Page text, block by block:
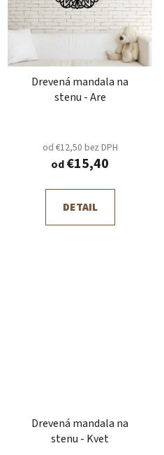
Drevená mandala na
stenu - Are
od €12,50 bez DPH
od€15,40
DETAIL
Drevená mandala na
stenu - Kvet